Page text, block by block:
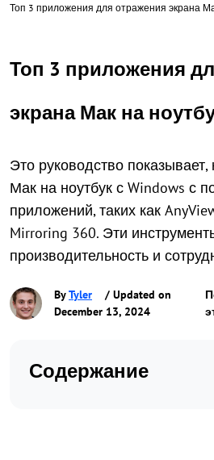
Топ 3 приложения для отражения экрана
Топ 3 приложения
экрана Мак на
Это руководство показывает,
Мак на ноутбук с Windows с
приложений, таких как
Mirroring 360. Эти
производительность и
ByTyler
/ Updated on
December 13, 2024
Содержание